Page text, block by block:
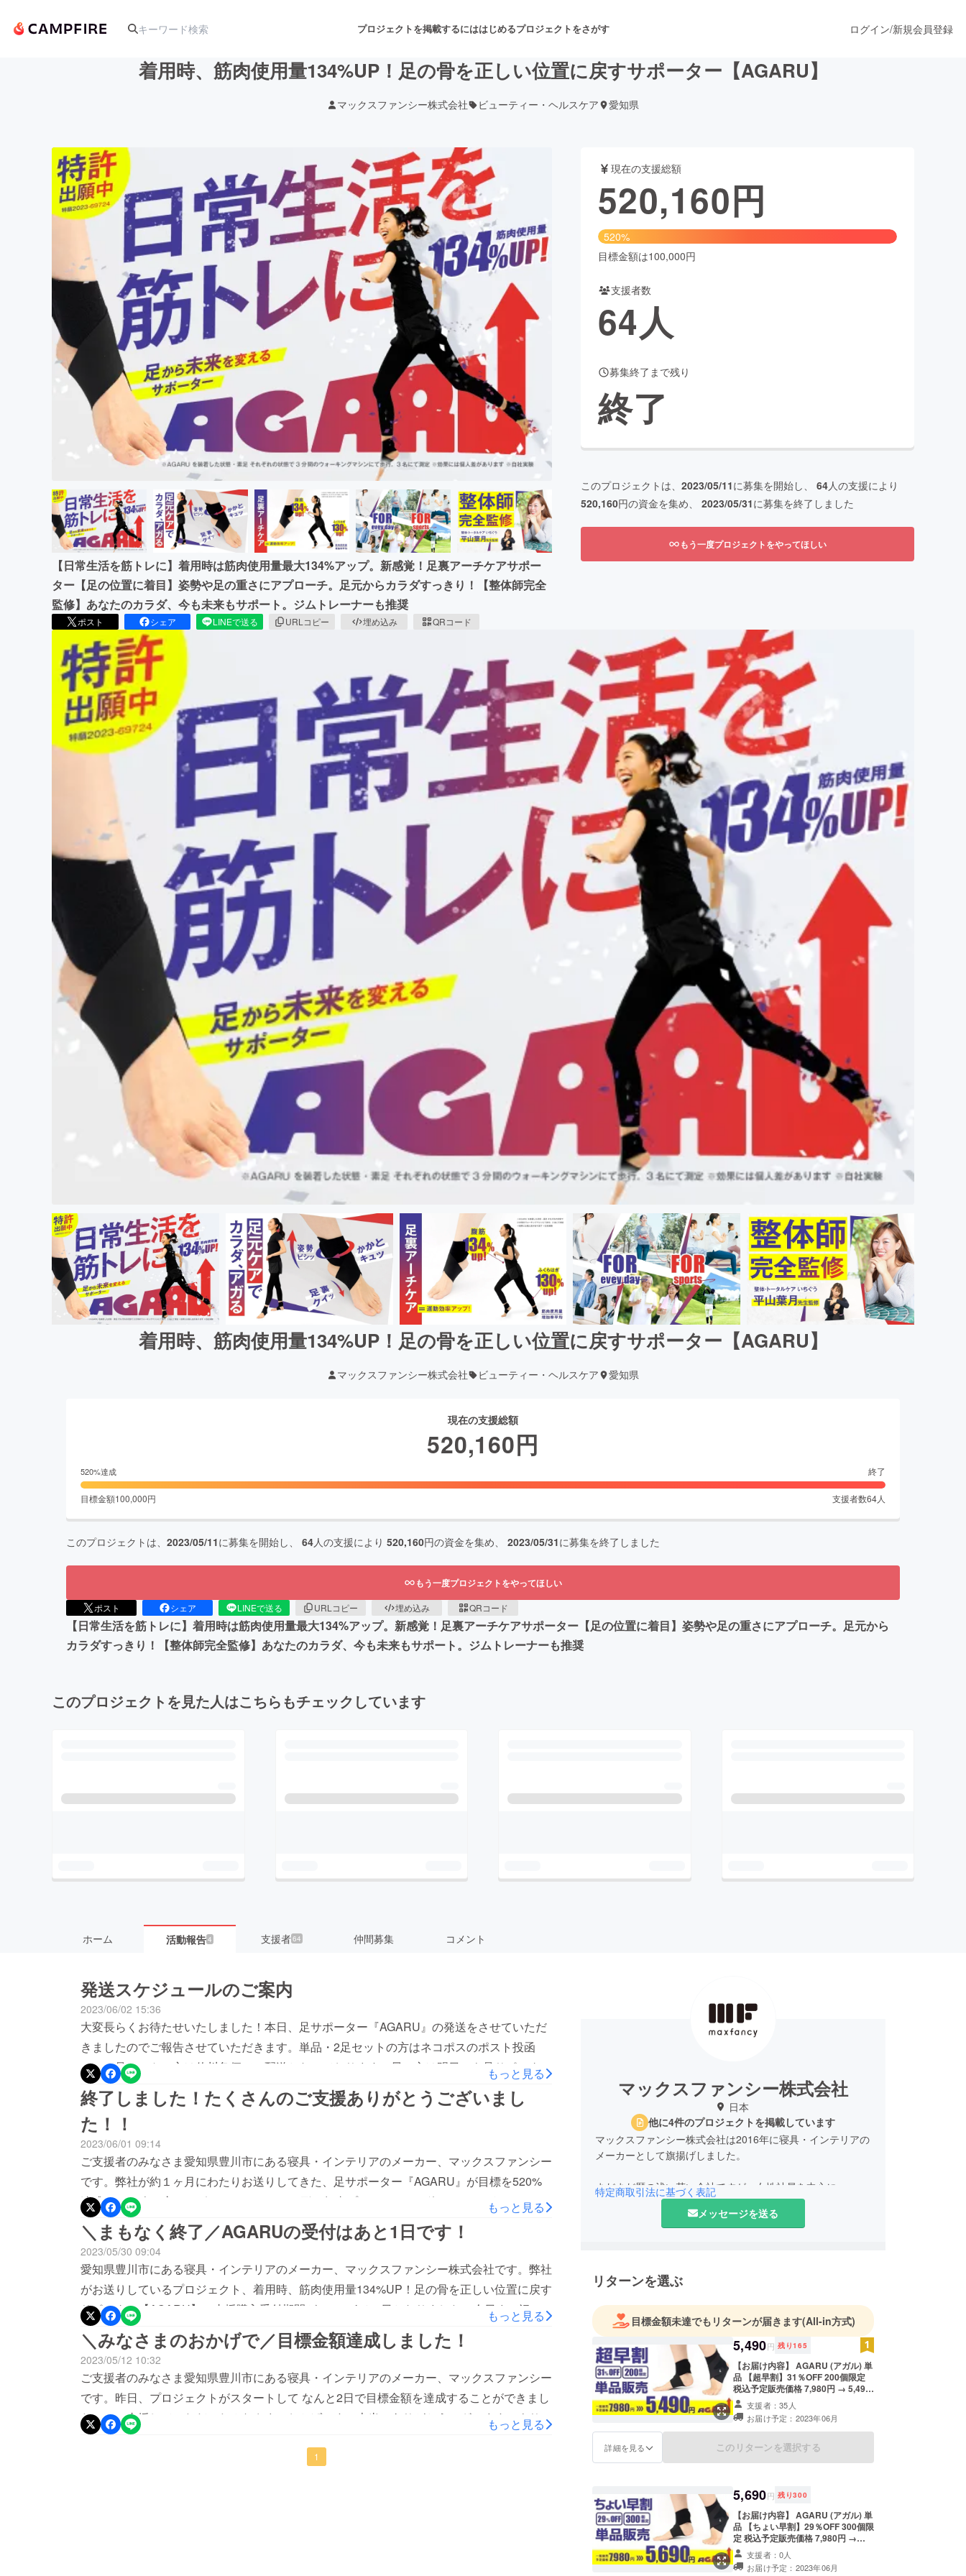
プロジェクトを掲載するにははじめるプロジェクトをさがす
音楽 舞台・パフォーマンス
テクノロジー・ガジェット ゲーム・サービス開発 ファッション
映像・映画 書籍・雑誌出版 アニメ・漫画
ビジネス・起業 チャレンジ ビューティー・ヘルスケア
まちづくり・地域活性化
CAMPFIRE for Social Good
CAMPFIREふるさと納税machi-ya
ログイン/新規会員登録
着用時、筋肉使用量134%UP！足の骨を正しい位置に戻すサポーター【AGARU】
マックスファンシー株式会社 ビューティー・ヘルスケア 愛知県
【日常生活を筋トレに】着用時は筋肉使用量最大134%アップ。新感覚！足裏アーチケアサポー
ター【足の位置に着目】姿勢や足の重さにアプローチ。足元からカラダすっきり！【整体師完全
監修】あなたのカラダ、今も未来もサポート。ジムトレーナーも推奨
ポスト シェア LINEで送る URLコピー 埋め込み QRコード
現在の支援総額
520,160円
520%
目標金額は100,000円
支援者数
64人
募集終了まで残り
終了
このプロジェクトは、 2023/05/11に募集を開始し、 64人の支援により
520,160円の資金を集め、 2023/05/31に募集を終了しました
もう一度プロジェクトをやってほしい
着用時、筋肉使用量134%UP！足の骨を正しい位置に戻すサポーター【AGARU】
マックスファンシー株式会社 ビューティー・ヘルスケア 愛知県
現在の支援総額
520,160円
520%達成 終了
目標金額100,000円 支援者数64人
このプロジェクトは、 2023/05/11に募集を開始し、 64人の支援により 520,160円の資金を集め、 2023/05/31に募集を終了しました
もう一度プロジェクトをやってほしい
ポスト シェア LINEで送る URLコピー 埋め込み QRコード
【日常生活を筋トレに】着用時は筋肉使用量最大134%アップ。新感覚！足裏アーチケアサポーター【足の位置に着目】姿勢や足の重さにアプローチ。足元から
カラダすっきり！【整体師完全監修】あなたのカラダ、今も未来もサポート。ジムトレーナーも推奨
このプロジェクトを見た人はこちらもチェックしています
ホーム 活動報告4 支援者64 仲間募集 コメント
発送スケジュールのご案内
2023/06/02 15:36
大変長らくお待たせいたしました！本日、足サポーター『AGARU』の発送をさせていただ
きましたのでご報告させていただきます。単品・2足セットの方はネコポスのポスト投函
で、３足セットの方は佐川急便での配送となっております。早い方は明日にも足サポーター
『AGARU』が届くかも？！お手元に届くまで、今しばらくお待ちくださいませ★
もっと見る
終了しました！たくさんのご支援ありがとうございまし
た！！
2023/06/01 09:14
ご支援者のみなさま愛知県豊川市にある寝具・インテリアのメーカー、マックスファンシー
です。弊社が約１ヶ月にわたりお送りしてきた、足サポーター『AGARU』が目標を520%
達成し、64人の方にサポートしていただく形で無事プロジェクトを終えることができまし
た！引き続き、お客様のお手元にお届けができるよう手配を進めております。発送まで今し
ばらくお待ちいただけますと幸いです。 支援購入いただいた方、暖かい支援コメントをい
ただいた方、すべてのサポーター様に感謝申し上げます。本当にありがとうございました！
もっと見る
＼まもなく終了／AGARUの受付はあと1日です！
2023/05/30 09:04
愛知県豊川市にある寝具・インテリアのメーカー、マックスファンシー株式会社です。弊社
がお送りしているプロジェクト、着用時、筋肉使用量134%UP！足の骨を正しい位置に戻す
サポーター【AGARU】の支援購入受付期間がついにあと1日となりました！今日まで沢山
の方にご支援・ご協力いただきプロジェクトを続けて来られたことに深く感謝申し上げま
す。残りあと1日！ みなさまどうぞよろしくお願いいたします！
もっと見る
＼みなさまのおかげで／目標金額達成しました！
2023/05/12 10:32
ご支援者のみなさま愛知県豊川市にある寝具・インテリアのメーカー、マックスファンシー
です。昨日、プロジェクトがスタートして なんと2日で目標金額を達成することができまし
た！！！支援していただいたみなさまのおかげです。本当にありがとうございます。より多
くの方々にAGARUをお届けできるようスタッフ一同頑張りますので、もしみなさまの周り
に姿勢で悩んでいたり、困っている方がいらっしゃいましたらこんな商品があるよ、と伝え
もっと見る
1
マックスファンシー株式会社
日本
他に4件のプロジェクトを掲載しています
マックスファンシー株式会社は2016年に寝具・インテリアの
メーカーとして旗揚げしました。
まだまだ歴の浅い若い会社ですが、女性社員を中心に
『世の中に本当に求められているものを、手が届く価格で』
指し活動しています。
そんな気持ちを込めて、私たちの製品をお届けします。
特定商取引法に基づく表記
メッセージを送る
リターンを選ぶ
目標金額未達でもリターンが届きます(All-in方式)
5,490円 残り165
【お届け内容】 AGARU (アガル) 単
品 【超早割】31％OFF 200個限定
税込予定販売価格 7,980円 → 5,490
円 ※デザイン・仕様変更になる可能
性がございます。あらかじめご了承
ください。 ※イメージ違い、使用感
などに関する不良品以外での返品・
返金はお受けいたしかねます。 ※皆
※割引率は税込予定販売価格(7,980
円)に基づくものです。 ※製造スケ
ジュールにより万が一出荷時期が遅
れる場合、早急にご連絡いたしま
す。
支援者：35人
お届け予定：2023年06月
詳細を見る このリターンを選択する
5,690円 残り300
【お届け内容】 AGARU (アガル) 単
品 【ちょい早割】29％OFF 300個限
定 税込予定販売価格 7,980円 →
5,690円 ※デザイン・仕様変更にな
る可能性がございます。あらかじめ
ご了承ください。 ※イメージ違い、
支援者：0人
お届け予定：2023年06月